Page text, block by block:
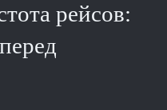
рейсов: